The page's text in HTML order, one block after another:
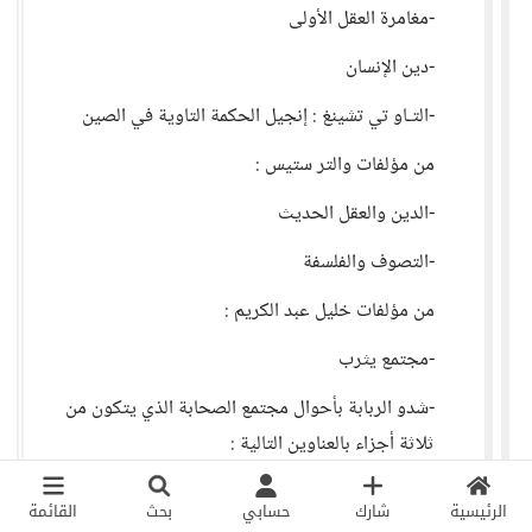
الرئيسية شارك حسابي بحث القائمة
-مغامرة العقل الأولى
-دين الإنسان
-التـاو تي تشينغ : إنجيل الحكمة التاوية في الصين
من مؤلفات والتر ستيس :
-الدين والعقل الحديث
-التصوف والفلسفة
من مؤلفات خليل عبد الكريم :
-مجتمع يثرب
-شدو الربابة بأحوال مجتمع الصحابة الذي يتكون من
ثلاثة أجزاء بالعناوين التالية :
-السفر الأول : محمد والصحابة